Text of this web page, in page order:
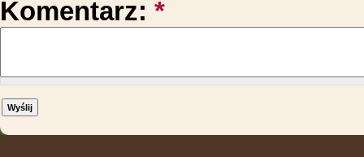
Komentarz: *